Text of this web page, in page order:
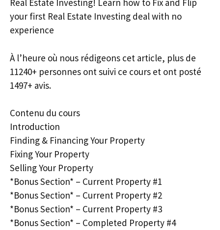
Real Estate Investing! Learn how to Fix and Flip
your first Real Estate Investing deal with no
experience
À l’heure où nous rédigeons cet article, plus de
11240+ personnes ont suivi ce cours et ont posté
1497+ avis.
Contenu du cours
Introduction
Finding & Financing Your Property
Fixing Your Property
Selling Your Property
*Bonus Section* – Current Property #1
*Bonus Section* – Current Property #2
*Bonus Section* – Current Property #3
*Bonus Section* – Completed Property #4